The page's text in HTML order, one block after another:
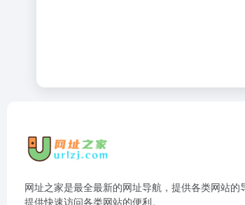
网址之家是最全最新的网址导航，提供各类网站的
提供快速访问各类网站的便利。